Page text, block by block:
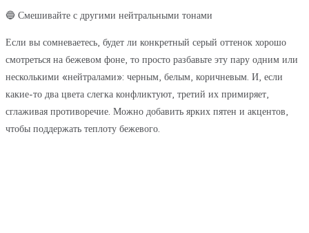
🔵 Смешивайте с другими нейтральными тонами
Если вы сомневаетесь, будет ли конкретный серый оттенок хорошо
смотреться на бежевом фоне, то просто разбавьте эту пару одним или
несколькими «нейтралами»: черным, белым, коричневым. И, если
какие-то два цвета слегка конфликтуют, третий их примиряет,
сглаживая противоречие. Можно добавить ярких пятен и акцентов,
чтобы поддержать теплоту бежевого.